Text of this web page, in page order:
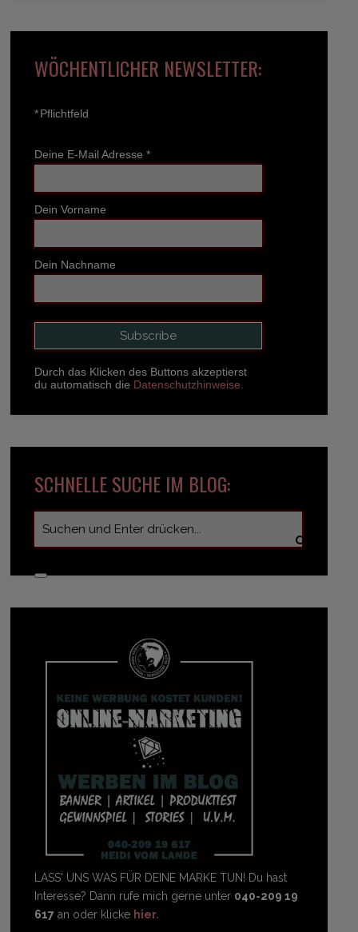
WÖCHENTLICHER NEWSLETTER:
*Pflichtfeld
Deine E-Mail Adresse *
Dein Vorname
Dein Nachname
Durch das Klicken des Buttons akzeptierst
du automatisch die Datenschutzhinweise.
SCHNELLE SUCHE IM BLOG:
LASS' UNS WAS FÜR DEINE MARKE TUN! Du hast
Interesse? Dann rufe mich gerne unter 040-209 19
617 an oder klicke hier.